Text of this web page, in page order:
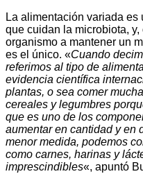
La alimentación variada
que cuidan la microbiota,
organismo a mantener un
es el único. «Cuando
referimos al tipo de
evidencia científica
plantas, o sea comer
cereales y legumbres
que es uno de los
aumentar en cantidad y en
menor medida, podemos
como carnes, harinas y
imprescindibles«, apuntó